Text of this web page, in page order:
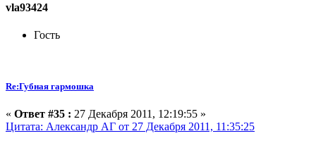
vla93424
Гость
Re:Губная гармошка
« Ответ #35 : 27 Декабря 2011, 12:19:55 »
Цитата: Александр АГ от 27 Декабря 2011, 11:35:25